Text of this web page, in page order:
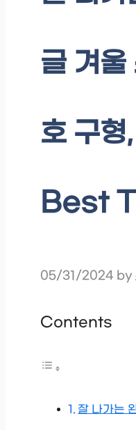
글 겨
호 구
Best
05/31/2024 by
Contents
잘 나가는